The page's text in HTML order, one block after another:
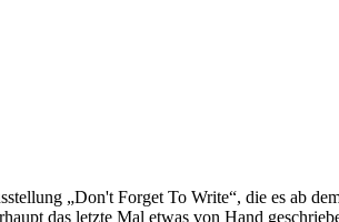
„Don't Forget To Write“, die es ab
das letzte Mal etwas von Hand